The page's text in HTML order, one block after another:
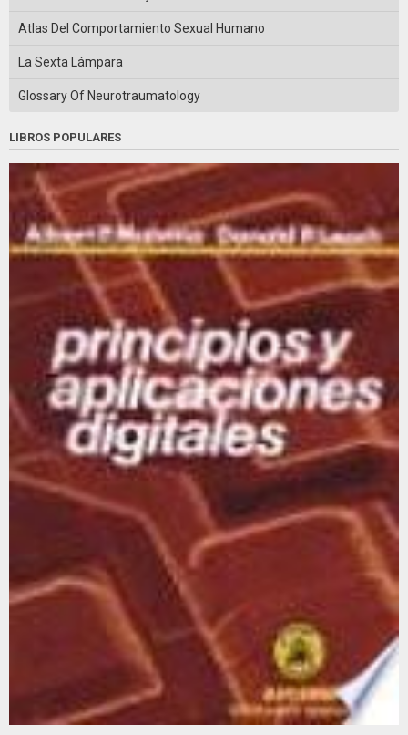
Atlas Del Comportamiento Sexual Humano
La Sexta Lámpara
Glossary Of Neurotraumatology
LIBROS POPULARES